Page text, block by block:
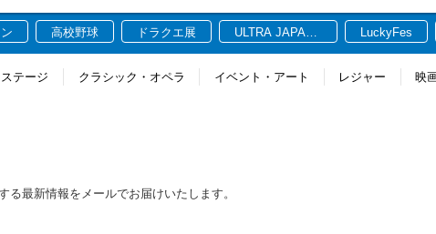
高校野球 ドラクエ展
ULTRA JAPAN
LuckyFes
テージ クラシック・オペラ イベント・アート レジャー 映
最新情報をメールでお届けいたします。